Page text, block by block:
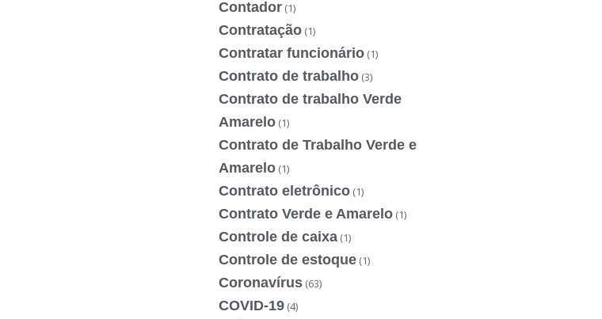
Contador (1)
Contratação (1)
Contratar funcionário (1)
Contrato de trabalho (3)
Contrato de trabalho Verde
Amarelo (1)
Contrato de Trabalho Verde e
Amarelo (1)
Contrato eletrônico (1)
Contrato Verde e Amarelo (1)
Controle de caixa (1)
Controle de estoque (1)
Coronavírus (63)
COVID-19 (4)